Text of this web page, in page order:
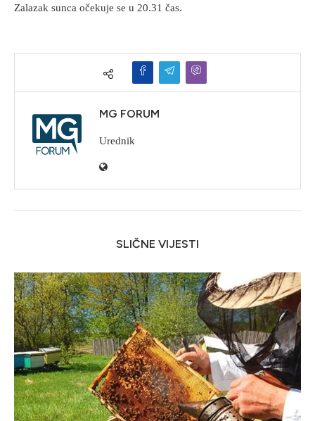
Zalazak sunca očekuje se u 20.31 čas.
MG FORUM
Urednik
SLIČNE VIJESTI